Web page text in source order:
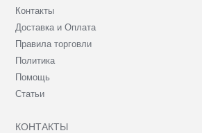
Контакты
Доставка и Оплата
Правила торговли
Политика
Помощь
Статьи
КОНТАКТЫ